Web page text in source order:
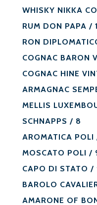
WHISKY NIKKA
RUM DON PAPA /
RON
COGNAC BARON
COGNAC HINE
ARMAGNAC
MELLIS
SCHNAPPS / 8
AROMATICA POLI
MOSCATO POLI /
CAPO DI STATO /
BAROLO
AMARONE OF